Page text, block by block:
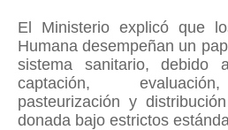
El Ministerio explicó que
Humana desempeñan un
sistema sanitario, debido
captación,
pasteurización y
donada bajo estrictos